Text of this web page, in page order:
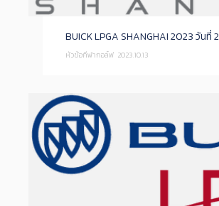
BUICK LPGA SHANGHAI 2023 วันที่ 2
หัวข้อกีฬากอล์ฟ 2023.10.13